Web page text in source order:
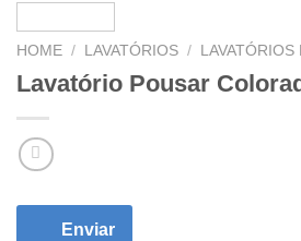
HOME / LAVATÓRIOS / LAVATÓRIOS
Lavatório Pousar
Enviar